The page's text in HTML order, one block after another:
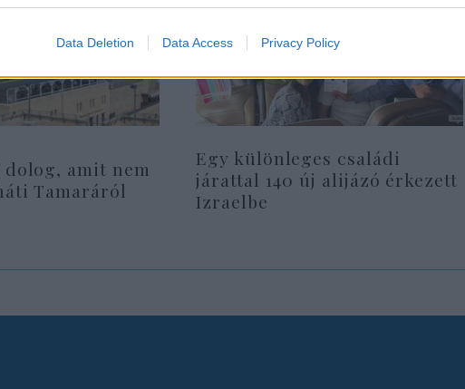
Data Deletion Data Access Privacy Policy
dolog, amit nem
Tamaráról
Egy különleges családi
járattal 140 új alijázó érkezett
Izraelbe